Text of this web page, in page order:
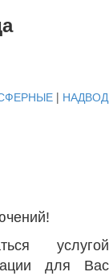
|
услугой
для Вас